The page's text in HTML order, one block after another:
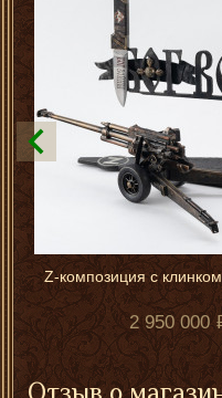
Z-композиция с
2 950 000
Отзыв о